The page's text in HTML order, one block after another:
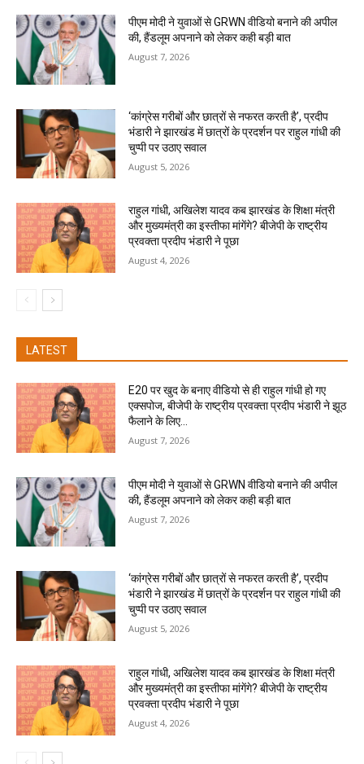
पीएम मोदी ने युवाओं से GRWN वीडियो बनाने की अपील
की, हैंडलूम अपनाने को लेकर कही बड़ी बात
August 7, 2026
‘कांग्रेस गरीबों और छात्रों से नफरत करती है’, प्रदीप
भंडारी ने झारखंड में छात्रों के प्रदर्शन पर राहुल गांधी की
चुप्पी पर उठाए सवाल
August 5, 2026
राहुल गांधी, अखिलेश यादव कब झारखंड के शिक्षा मंत्री
और मुख्यमंत्री का इस्तीफा मांगेंगे? बीजेपी के राष्ट्रीय
प्रवक्ता प्रदीप भंडारी ने पूछा
August 4, 2026
LATEST
E20 पर खुद के बनाए वीडियो से ही राहुल गांधी हो गए
एक्सपोज, बीजेपी के राष्ट्रीय प्रवक्ता प्रदीप भंडारी ने झूठ
फैलाने के लिए...
August 7, 2026
पीएम मोदी ने युवाओं से GRWN वीडियो बनाने की अपील
की, हैंडलूम अपनाने को लेकर कही बड़ी बात
August 7, 2026
‘कांग्रेस गरीबों और छात्रों से नफरत करती है’, प्रदीप
भंडारी ने झारखंड में छात्रों के प्रदर्शन पर राहुल गांधी की
चुप्पी पर उठाए सवाल
August 5, 2026
राहुल गांधी, अखिलेश यादव कब झारखंड के शिक्षा मंत्री
और मुख्यमंत्री का इस्तीफा मांगेंगे? बीजेपी के राष्ट्रीय
प्रवक्ता प्रदीप भंडारी ने पूछा
August 4, 2026